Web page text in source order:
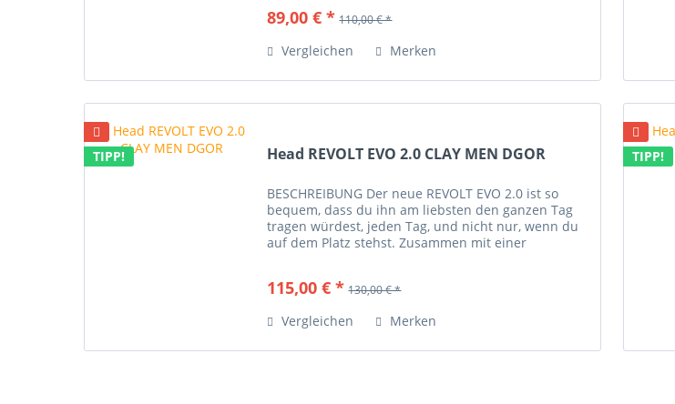
89,00 € * 110,00 € *
Vergleichen Merken
TIPP! Head REVOLT EVO 2.0 CLAY MEN DGOR
BESCHREIBUNG Der neue REVOLT EVO 2.0 ist so
bequem, dass du ihn am liebsten den ganzen Tag
tragen würdest, jeden Tag, und nicht nur, wenn du
auf dem Platz stehst. Zusammen mit einer
115,00 € * 130,00 € *
Vergleichen Merken
TIPP!